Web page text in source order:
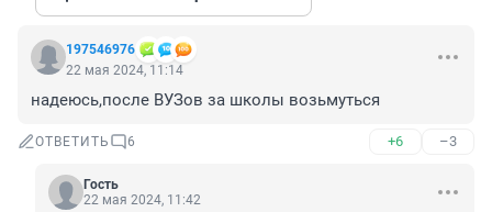
197546976
22 мая 2024, 11:14
надеюсь,после ВУЗов за школы возьмуться
ОТВЕТИТЬ 6 +6 –3
Гость
22 мая 2024, 11:42